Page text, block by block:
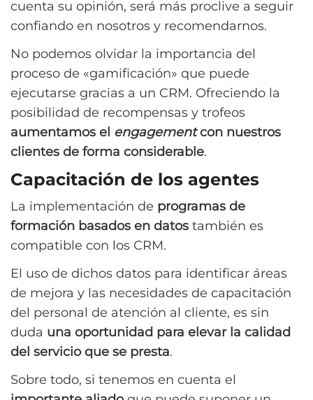
cuenta su opinión, será más proclive a seguir
confiando en nosotros y recomendarnos.
No podemos olvidar la importancia del
proceso de «gamificación» que puede
ejecutarse gracias a un CRM. Ofreciendo la
posibilidad de recompensas y trofeos
aumentamos el engagementcon nuestros
clientes de forma considerable.
Capacitación de los agentes
La implementación de programas de
formación basados en datos también es
compatible con los CRM.
El uso de dichos datos para identificar áreas
de mejora y las necesidades de capacitación
del personal de atención al cliente, es sin
duda una oportunidad para elevar la calidad
del servicio que se presta.
Sobre todo, si tenemos en cuenta el